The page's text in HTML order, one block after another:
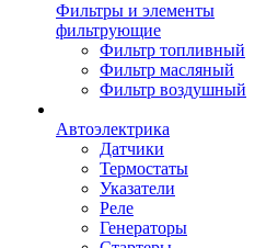
Фильтры и элементы
фильтрующие
Фильтр топливный
Фильтр масляный
Фильтр воздушный
Автоэлектрика
Датчики
Термостаты
Указатели
Реле
Генераторы